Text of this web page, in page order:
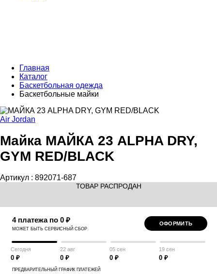
Главная
Каталог
Баскетбольная одежда
Баскетбольные майки
Air Jordan
Майка МАЙКА 23 ALPHA DRY,
GYM RED/BLACK
Артикул : 892071-687
ТОВАР РАСПРОДАН
4 платежа по 0 ₽
МОЖЕТ БЫТЬ СЕРВИСНЫЙ СБОР
ОФОРМИТЬ
Сегодня
0 ₽
22 авг
0 ₽
05 сен
0 ₽
19 сен
0 ₽
ПРЕДВАРИТЕЛЬНЫЙ ГРАФИК ПЛАТЕЖЕЙ